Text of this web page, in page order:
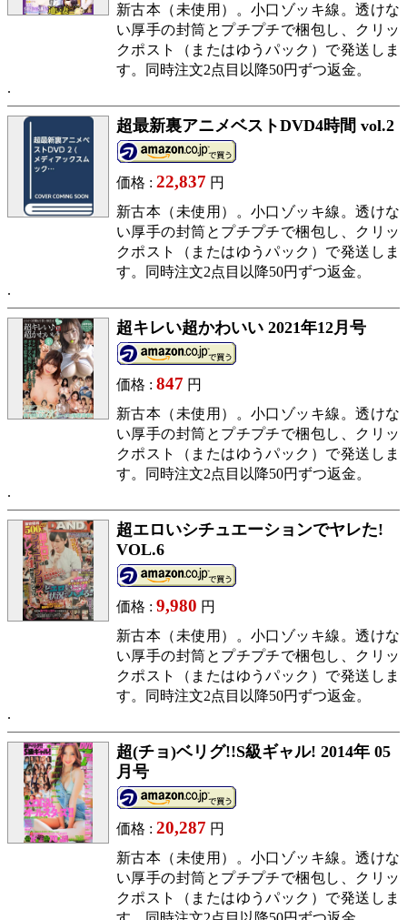
新古本（未使用）。小口ゾッキ線。透けな
い厚手の封筒とプチプチで梱包し、クリッ
クポスト（またはゆうパック）で発送しま
す。同時注文2点目以降50円ずつ返金。
超最新裏アニメベストDVD4時間 vol.2
価格 : 22,837 円
新古本（未使用）。小口ゾッキ線。透けな
い厚手の封筒とプチプチで梱包し、クリッ
クポスト（またはゆうパック）で発送しま
す。同時注文2点目以降50円ずつ返金。
超キレい超かわいい 2021年12月号
価格 : 847 円
新古本（未使用）。小口ゾッキ線。透けな
い厚手の封筒とプチプチで梱包し、クリッ
クポスト（またはゆうパック）で発送しま
す。同時注文2点目以降50円ずつ返金。
超エロいシチュエーションでヤレた!
VOL.6
価格 : 9,980 円
新古本（未使用）。小口ゾッキ線。透けな
い厚手の封筒とプチプチで梱包し、クリッ
クポスト（またはゆうパック）で発送しま
す。同時注文2点目以降50円ずつ返金。
超(チョ)ベリグ!!S級ギャル! 2014年 05
月号
価格 : 20,287 円
新古本（未使用）。小口ゾッキ線。透けな
い厚手の封筒とプチプチで梱包し、クリッ
クポスト（またはゆうパック）で発送しま